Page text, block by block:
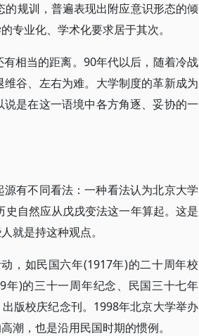
规训，普遍表现出附应意识形态的倾
专业化、学术化要求居于其次。
相当的距离。90年代以后，随着冷战
谷、左右为难。大学制度的革新成为
是在这一语境中各方角逐、妥协的一
有不同看法：一种看法认为北京大学
自然应从戊戌变法这一年算起。这是
就是持这种观点。
，如民国六年(1917年)的二十周年校
年)的三十一周年纪念、民国三十七年
版校庆纪念刊。1998年北京大学举办
潮，也是沿用民国时期的惯例。